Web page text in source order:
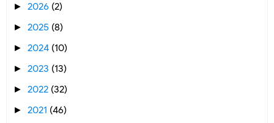
► 2026 (2)
► 2025 (8)
► 2024 (10)
► 2023 (13)
► 2022 (32)
► 2021 (46)